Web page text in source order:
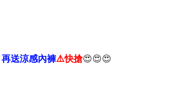
再送涼感內褲⚠️快搶😍😍😍